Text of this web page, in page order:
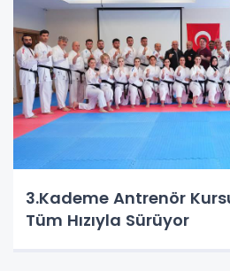
3.Kademe Antrenör
Tüm Hızıyla Sürüyor